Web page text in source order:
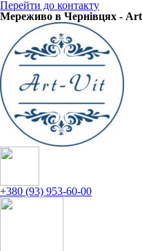
Перейти до контакту
Мереживо в Чернівцях -
+380 (93) 953-60-00